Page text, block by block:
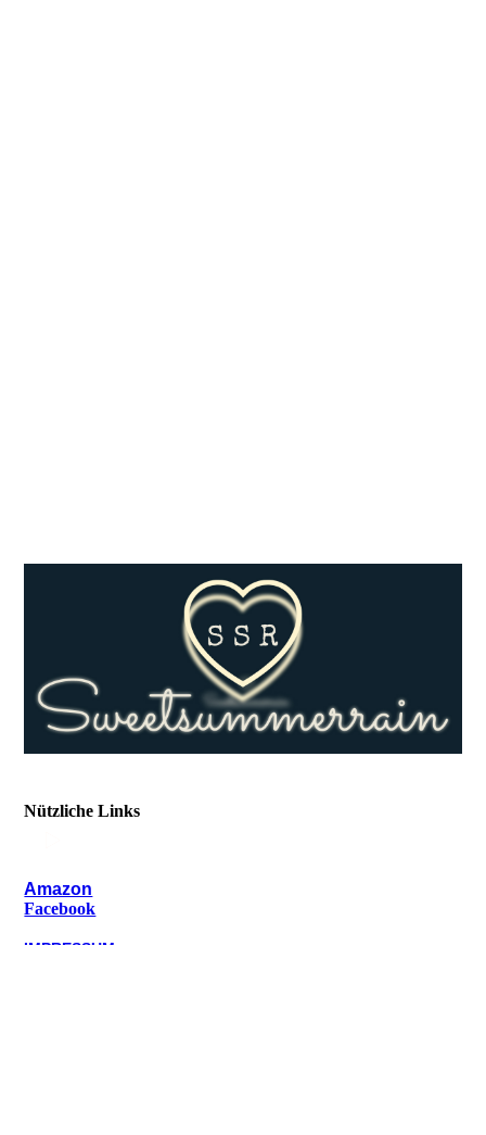
Nützliche Links
Amazon
Facebook
IMPRESSUM